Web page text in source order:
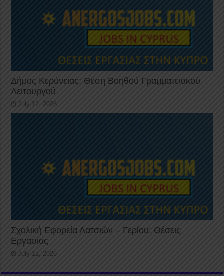
Δήμος Κερύνειας: Θέση Βοηθού Γραμματειακού
Λειτουργού
July 12, 2026
Σχολική Εφορεία Λατσιών – Γερίου: Θέσεις
Εργασίας
July 12, 2026